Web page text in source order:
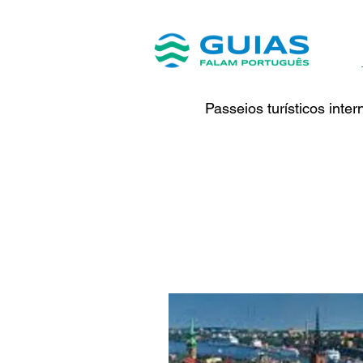
Passeios turísticos